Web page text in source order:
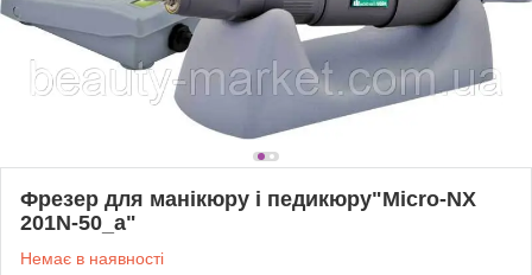
Фрезер для манікюру і педикюру"Micro-NX
201N-50_a"
Немає в наявності